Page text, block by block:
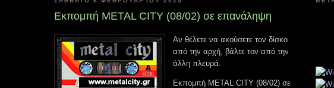
Εκπομπή METAL CITY (08/02) σε επανάληψη
Αν θέλετε να ακούσετε τον δίσκο
από την αρχή, βάλτε τον από την
άλλη πλευρά.
Εκπομπή METAL CITY (08/02) σε